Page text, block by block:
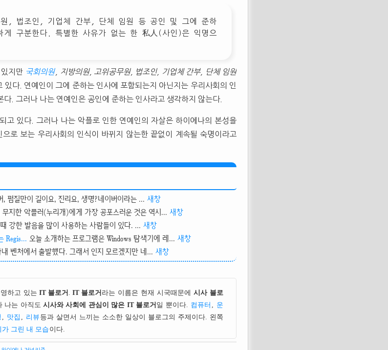
원, 법조인, 기업체 간부, 단체 임원 등 공인 및 그에 준하
게 구분한다. 특별한 사유가 없는 한 私人(사인)은 익명으
지만 국회의원 , 지방의원, 고위공무원, 법조인, 기업체 간부, 단체 임원
있다. 연예인이 그에 준하는 인사에 포함되는지 아닌지는 우리사회의 인
. 그러나 나는 연예인은 공인에 준하는 인사라고 생각하지 않는다.
고 있다. 그러나 나는 악플로 인한 연예인의 자살은 하이에나의 본성을
로 보는 우리사회의 인식이 바뀌지 않는한 끝없이 계속될 숙명이라고
, 펌질만이 길이요, 진리요, 생명?네이버이라는 ... 새창
무지한 악플러(누리개)에게 가장 공포스러운 것은 역시... 새창
강한 발음을 많이 사용하는 사람들이 있다. ... 새창
Regis... 오늘 소개하는 프로그램은 Windows 탐색기에 레... 새창
벤처에서 출발했다. 그래서 인지 모르겠지만 네... 새창
하고 있는 IT 블로거 . IT 블로거 라는 이름은 현재 시국때문에 시사 블로
나는 아직도 시사와 사회에 관심이 많은 IT 블로거 일 뿐이다. 컴퓨터 , 운
, 맛집 , 리뷰 등과 살면서 느끼는 소소한 일상이 블로그의 주제이다. 왼쪽
가 그린 내 모습 이다.